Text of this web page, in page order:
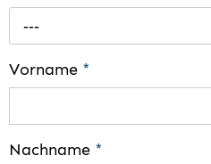
---
Vorname *
Nachname *